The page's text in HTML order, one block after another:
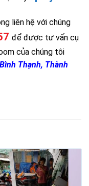
liên hệ với chúng
để được tư vấn cụ
của chúng tôi
Thạnh, Thành